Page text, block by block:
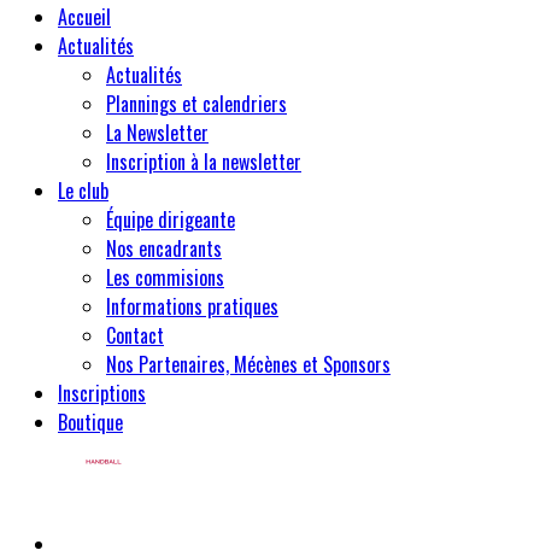
Accueil
Actualités
Actualités
Plannings et calendriers
La Newsletter
Inscription à la newsletter
Le club
Équipe dirigeante
Nos encadrants
Les commisions
Informations pratiques
Contact
Nos Partenaires, Mécènes et Sponsors
Inscriptions
Boutique